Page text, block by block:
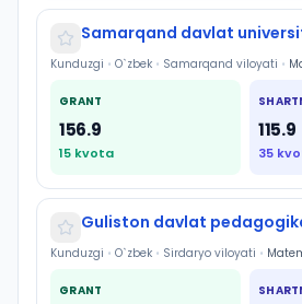
Samarqand davlat
Kunduzgi • O`zbek • Samarqand viloyati •
GRANT
156.9
15 kvota
115.9
35
Guliston davlat
Kunduzgi • O`zbek • Sirdaryo viloyati •
GRANT